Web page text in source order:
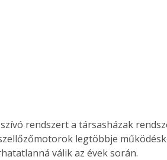
rendszert a társasházak
legtöbbje
válik az évek során.